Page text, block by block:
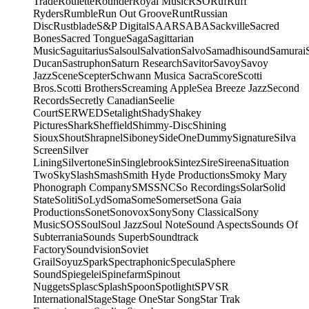
RydersRumbleRun Out GrooveRuntRussian
DiscRustbladeS&P DigitalSAARSABASackvilleSacred
BonesSacred TongueSagaSagittarian
MusicSaguitariusSalsoulSalvationSalvoSamadhisoundSamurai
DucanSastruphonSaturn ResearchSavitorSavoySavoy
JazzSceneScepterSchwann Musica SacraScoreScotti
Bros.Scotti BrothersScreaming AppleSea Breeze JazzSecond
RecordsSecretly CanadianSeelie
CourtSERWEDSetalightShadyShakey
PicturesSharkSheffieldShimmy-DiscShining
SiouxShoutShrapnelSiboneySideOneDummySignatureSilva
ScreenSilver
LiningSilvertoneSinSinglebrookSintezSireSireenaSituation
TwoSkySlashSmashSmith Hyde ProductionsSmoky Mary
Phonograph CompanySMSSNCSo RecordingsSolarSolid
StateSolitiSoLydSomaSomeSomersetSona Gaia
ProductionsSonetSonovoxSonySony ClassicalSony
MusicSOSSoulSoul JazzSoul NoteSound AspectsSounds Of
SubterraniaSounds SuperbSoundtrack
FactorySoundvisionSoviet
GrailSoyuzSparkSpectraphonicSpeculaSphere
SoundSpiegeleiSpinefarmSpinout
NuggetsSplascSplashSpoonSpotlightSPVSR
InternationalStageStage OneStar SongStar Trak